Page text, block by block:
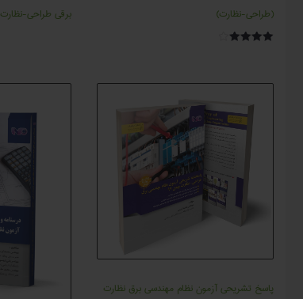
(طراحی-نظارت)
برقی طراحی-نظارت
پاسخ تشريحي آزمون نظام مهندسی برق نظارت